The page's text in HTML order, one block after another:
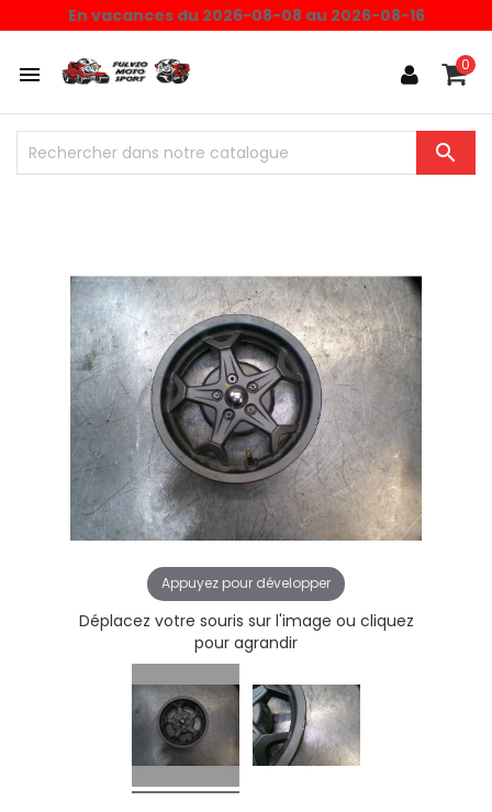
En vacances du 2026-08-08 au 2026-08-16
 0

Appuyez pour développer
Déplacez votre souris sur l'image ou cliquez
pour agrandir